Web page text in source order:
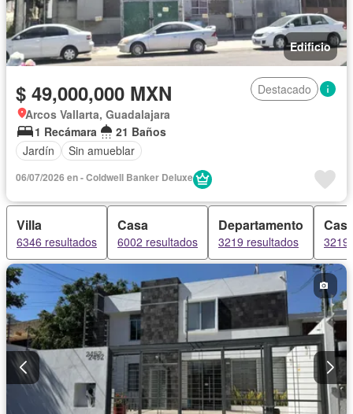
Edificio
$ 49,000,000 MXN
Destacado
Arcos Vallarta, Guadalajara
1 Recámara
21 Baños
Jardín
Sin amueblar
06/07/2026 en - Coldwell Banker Deluxe
Villa
6346 resultados
Casa
6002 resultados
Departamento
3219 resultados 3219